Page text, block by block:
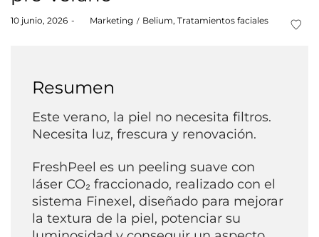
Posted
10 junio, 2026 Marketing
Posted
Belium Tratamientos faciales
Resumen
Este verano, la piel no necesita filtros.
Necesita luz, frescura y renovación.
FreshPeel es un peeling suave con
láser CO₂ fraccionado, realizado con el
sistema Finexel, diseñado para mejorar
la textura de la piel, potenciar su